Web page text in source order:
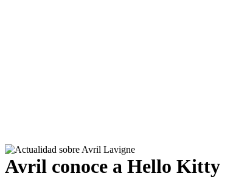
Avril conoce a Hello Kitty